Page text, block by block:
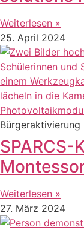
Weiterlesen »
25. April 2024
Bürgeraktivierung
Weiterlesen »
27. März 2024